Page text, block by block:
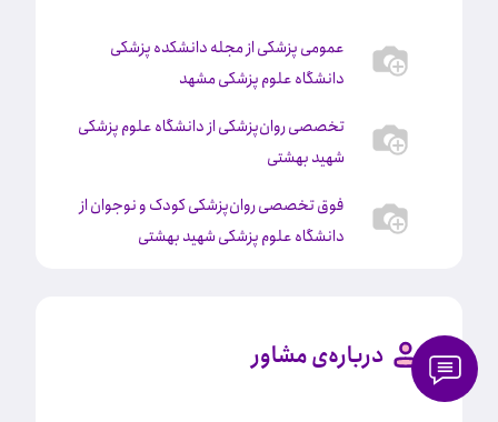
عمومی پزشکی از مجله دانشکده پزشکی
دانشگاه علوم پزشکی مشهد
تخصصی روان‌پزشکی از دانشگاه علوم پزشکی
شهید بهشتی
فوق تخصصی روان‌پزشکی کودک و نوجوان از
دانشگاه علوم پزشکی شهید بهشتی
درباره‌ی مشاور